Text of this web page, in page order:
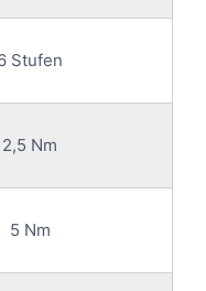
Stufen
2,5 Nm
5 Nm